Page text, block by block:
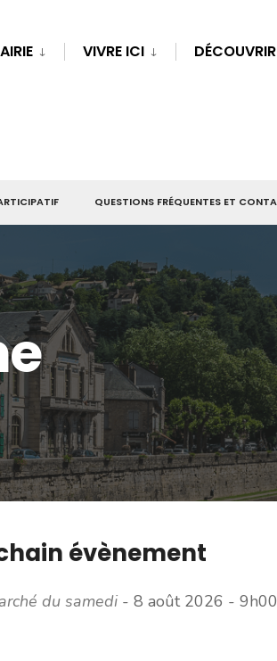
VIVRE ICI DÉCOUVRIR
QUESTIONS FRÉQUENTES ET
évènement
du samedi - 8 août 2026 -